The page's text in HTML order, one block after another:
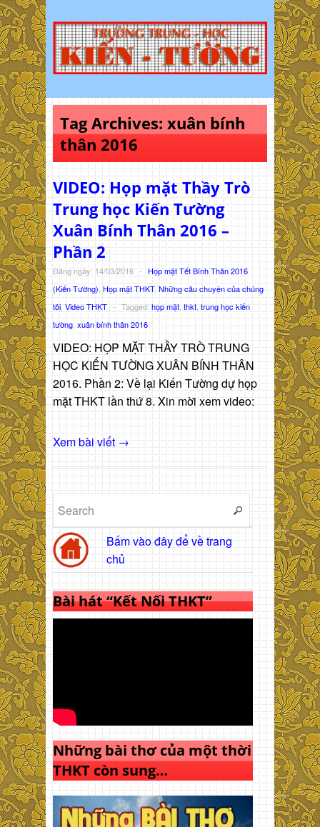
Tag Archives: xuân bính
thân 2016
VIDEO: Họp mặt Thầy Trò
Trung học Kiến Tường
Xuân Bính Thân 2016 –
Phần 2
Đăng ngày: 14/03/2016 - Họp mặt Tết Bính Thân 2016
(Kiến Tường) Họp mặt THKT, Những câu chuyện của chúng
tôi Video THKT - Tagged: họp mặt thkt trung học kiến
tường xuân bính thân 2016
VIDEO: HỌP MẶT THẦY TRÒ TRUNG
HỌC KIẾN TƯỜNG XUÂN BÍNH THÂN
2016. Phần 2: Về lại Kiến Tường dự họp
mặt THKT lần thứ 8. Xin mời xem video:
Xem bài viết →
Bấm vào đây để về trang
chủ
Bài hát “Kết Nối THKT”
Những bài thơ của một thời
THKT còn sung…